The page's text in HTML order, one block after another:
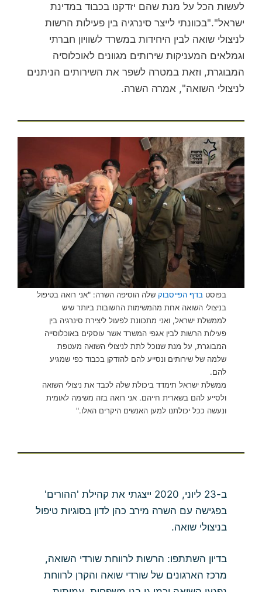
לעשות הכל על מנת שהם יזדקנו בכבוד במדינת
ישראל"."בכוונתי לייצר סינרגיה בין פעילות הרשות
לניצולי שואה לבין היחידות במשרד לשוויון חברתי
וגמלאים המעניקות שירותים מגוונים לאוכלוסיה
המבוגרת, וזאת במטרה לשפר את השירותים הניתנים
לניצולי השואה", אמרה השרה.
בפוסט בדף הפייסבוק שלה הוסיפה השרה: "אני רואה בטיפול
בניצולי השואה אחת מהמשימות החשובות ביותר שיש
לממשלת ישראל, ואני מתכוונת לפעול ליצירת סינרגיה בין
פעילות הרשות לבין אגפי המשרד אשר עוסקים באוכלוסייה
המבוגרת, על מנת שנוכל לתת לניצולי השואה מעטפת
שלמה של שירותים ונסייע להם להזדקן בכבוד כפי שמגיע
להם.
ממשלת ישראל תימדד ביכולת שלה לכבד את ניצולי השואה
ולסייע להם בשארית חייהם. אני רואה בזה משימה לאומית
ונעשה ככל יכולתנו למען האנשים היקרים האלו."
ב-23 ליוני, 2020 ייצגתי את קהילת 'ההורים'
בפגישה עם השרה מירב כהן לדון בסוגיות טיפול
בניצולי שואה.
בדיון השתתפו: הרשות לרווחת שורדי השואה,
מרכז הארגונים של שורדי שואה והקרן לרווחת